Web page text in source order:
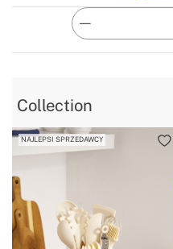
Collection
NAJLEPSI SPRZEDAWCY